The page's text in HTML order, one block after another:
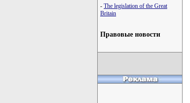
- The legislation of the Great
Britain
Правовые новости